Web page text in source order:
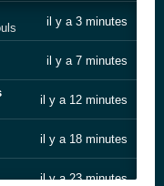
il y a 3 minutes
il y a 7 minutes
il y a 12 minutes
il y a 18 minutes
il y a 23 minutes